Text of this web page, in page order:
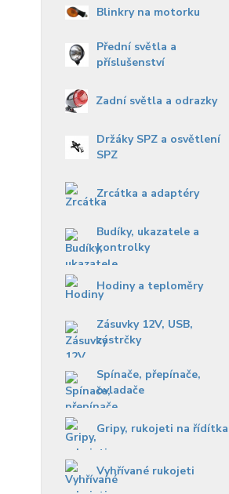
Blinkry na motorku
Přední světla a
příslušenství
Zadní světla a odrazky
Držáky SPZ a osvětlení
SPZ
Zrcátka a adaptéry
Budíky, ukazatele a
kontrolky
Hodiny a teploměry
Zásuvky 12V, USB,
zástrčky
Spínače, přepínače,
ovladače
Gripy, rukojeti na řídítka
Vyhřívané rukojeti